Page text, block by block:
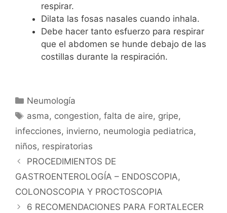
respirar.
Dilata las fosas nasales cuando inhala.
Debe hacer tanto esfuerzo para respirar
que el abdomen se hunde debajo de las
costillas durante la respiración.
Neumología
asma, congestion,falta de aire, gripe,
infecciones, invierno, neumologia pediatrica,
niños, respiratorias
PROCEDIMIENTOS DE
GASTROENTEROLOGÍA – ENDOSCOPIA,
COLONOSCOPIA Y PROCTOSCOPIA
6 RECOMENDACIONES PARA FORTALECER